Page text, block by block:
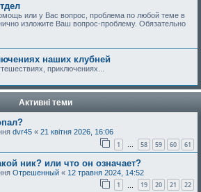
или у Вас вопрос, проблема по любой теме в
изложите Ваш вопрос-проблему. Обязательно
наших клубней
приключениях...
Активні теми
dvr45 « 21 квітня 2026, 16:06
1 … 58 59 60 61
ник? или что он означает?
Отрешенный « 12 травня 2024, 14:52
1 19 20 21 22